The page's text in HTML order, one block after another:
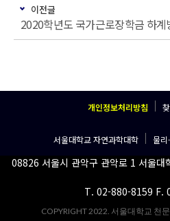
이전글
개인정보처리방침
서울대학교 자연과학대학 물리
08826 서울시 관악구 관악로 1 서울대
T. 02-880-8159 F.
COPYRIGHT 2022. 서울대학교 천